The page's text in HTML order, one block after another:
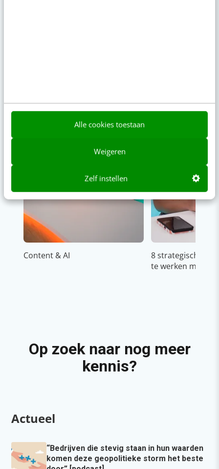
Alle cookies toestaan
Weigeren
Zelf instellen
Content & AI
8 strategische
te werken met
Op zoek naar nog meer
kennis?
Actueel
“Bedrijven die stevig staan in hun waarden
komen deze geopolitieke storm het beste